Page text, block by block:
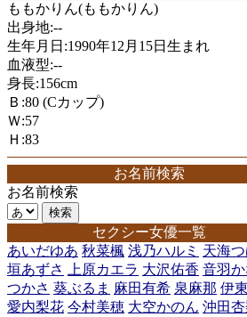
ももかりん(ももかりん)
出身地:--
生年月日:1990年12月15日生まれ
血液型:--
身長:156cm
Ｂ:80 (Cカップ)
Ｗ:57
Ｈ:83
お名前検索
お名前検索
セクシー女優一覧
あいだゆあ 秋菜楓 浅乃ハルミ 天海つ
垣あずさ
上原カエラ 大沢佑香 音羽
つかさ 葵ぶるま 麻田有希 泉麻那 伊
愛内梨花 今村美穂 大空かのん 沖田